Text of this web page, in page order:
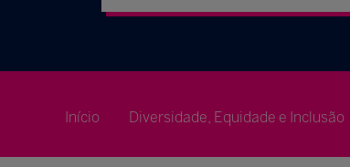
Início Diversidade, Equidade e Inclusão